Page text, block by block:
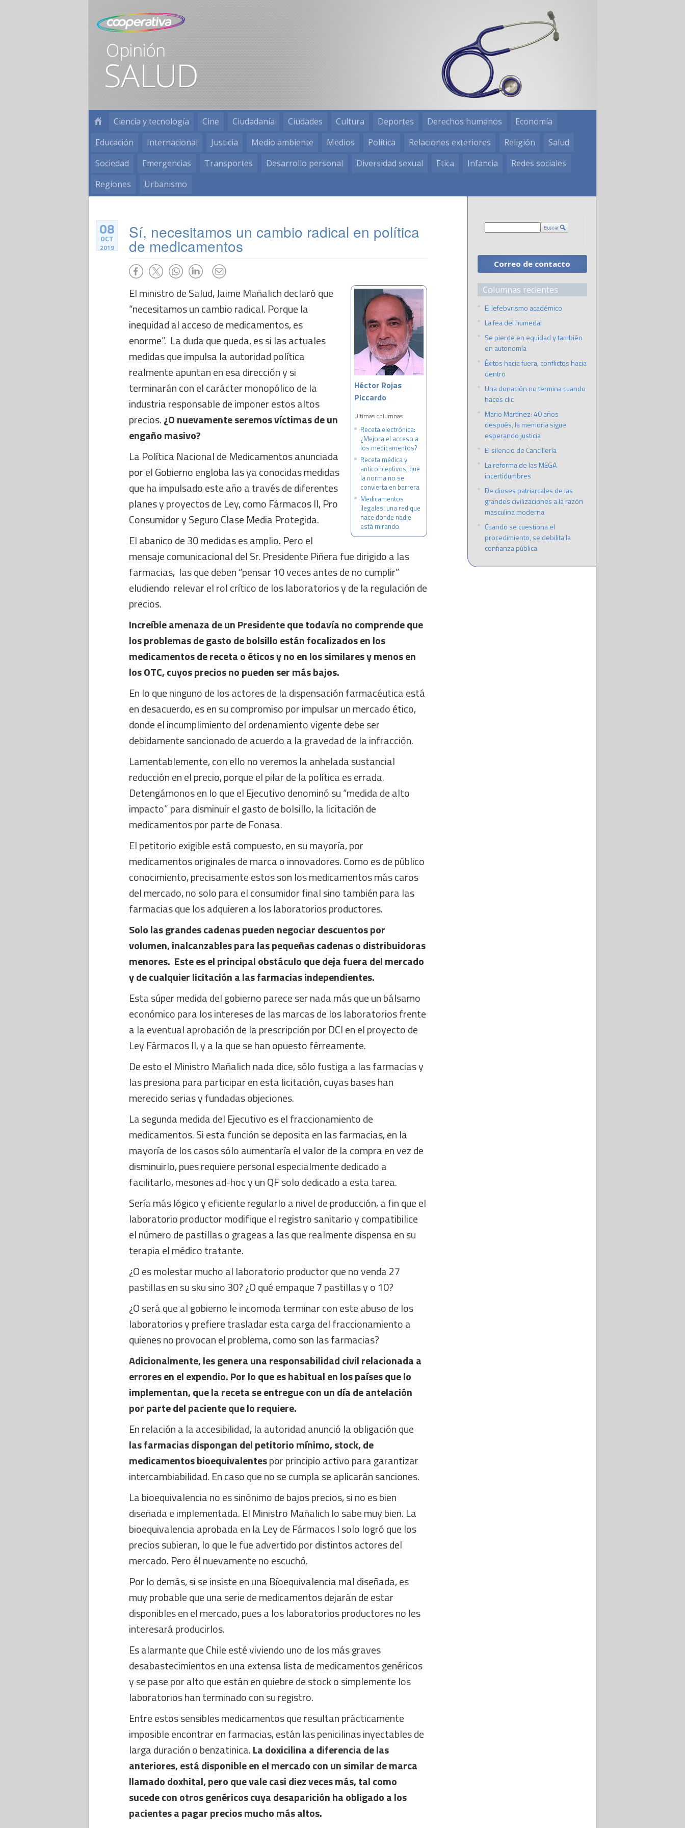
Ciencia y tecnología Cine Ciudadanía Ciudades Cultura Deportes Derechos humanos
Economía
Educación
Internacional Justicia Medio ambiente Medios Política Relaciones exteriores Religión
Salud
Sociedad
Emergencias Transportes Desarrollo personal Diversidad sexual Etica Infancia
Redes sociales
Regiones
Urbanismo
08
OCT
2019
Sí, necesitamos un cambio radical en política
de medicamentos
Héctor Rojas
Piccardo
Ultimas columnas:
Receta electrónica:
¿Mejora el acceso a
los medicamentos?
Receta médica y
anticonceptivos, que
la norma no se
convierta en barrera
Medicamentos
ilegales: una red que
nace donde nadie
está mirando
El ministro de Salud, Jaime Mañalich declaró que
“necesitamos un cambio radical. Porque la
inequidad al acceso de medicamentos, es
enorme”. La duda que queda, es si las actuales
medidas que impulsa la autoridad política
realmente apuntan en esa dirección y si
terminarán con el carácter monopólico de la
industria responsable de imponer estos altos
precios.¿O nuevamente seremos víctimas de un
engaño masivo?
La Política Nacional de Medicamentos anunciada
por el Gobierno engloba las ya conocidas medidas
que ha impulsado este año a través de diferentes
planes y proyectos de Ley, como Fármacos II, Pro
Consumidor y Seguro Clase Media Protegida.
El abanico de 30 medidas es amplio. Pero el
mensaje comunicacional del Sr. Presidente Piñera fue dirigido a las
farmacias, las que deben “pensar 10 veces antes de no cumplir”
eludiendo relevar el rol crítico de los laboratorios y de la regulación de
precios.
Increíble amenaza de un Presidente que todavía no comprende que
los problemas de gasto de bolsillo están focalizados en los
medicamentos de receta o éticos y no en los similares y menos en
los OTC, cuyos precios no pueden ser más bajos.
En lo que ninguno de los actores de la dispensación farmacéutica está
en desacuerdo, es en su compromiso por impulsar un mercado ético,
donde el incumplimiento del ordenamiento vigente debe ser
debidamente sancionado de acuerdo a la gravedad de la infracción.
Lamentablemente, con ello no veremos la anhelada sustancial
reducción en el precio, porque el pilar de la política es errada.
Detengámonos en lo que el Ejecutivo denominó su “medida de alto
impacto” para disminuir el gasto de bolsillo, la licitación de
medicamentos por parte de Fonasa.
El petitorio exigible está compuesto, en su mayoría, por
medicamentos originales de marca o innovadores. Como es de público
conocimiento, precisamente estos son los medicamentos más caros
del mercado, no solo para el consumidor final sino también para las
farmacias que los adquieren a los laboratorios productores.
Solo las grandes cadenas pueden negociar descuentos por
volumen, inalcanzables para las pequeñas cadenas o distribuidoras
menores. Este es el principal obstáculo que deja fuera del mercado
y de cualquier licitación a las farmacias independientes.
Esta súper medida del gobierno parece ser nada más que un bálsamo
económico para los intereses de las marcas de los laboratorios frente
a la eventual aprobación de la prescripción por DCI en el proyecto de
Ley Fármacos II, y a la que se han opuesto férreamente.
De esto el Ministro Mañalich nada dice, sólo fustiga a las farmacias y
las presiona para participar en esta licitación, cuyas bases han
merecido serias y fundadas objeciones.
La segunda medida del Ejecutivo es el fraccionamiento de
medicamentos. Si esta función se deposita en las farmacias, en la
mayoría de los casos sólo aumentaría el valor de la compra en vez de
disminuirlo, pues requiere personal especialmente dedicado a
facilitarlo, mesones ad-hoc y un QF solo dedicado a esta tarea.
Sería más lógico y eficiente regularlo a nivel de producción, a fin que el
laboratorio productor modifique el registro sanitario y compatibilice
el número de pastillas o grageas a las que realmente dispensa en su
terapia el médico tratante.
¿O es molestar mucho al laboratorio productor que no venda 27
pastillas en su sku sino 30? ¿O qué empaque 7 pastillas y o 10?
¿O será que al gobierno le incomoda terminar con este abuso de los
laboratorios y prefiere trasladar esta carga del fraccionamiento a
quienes no provocan el problema, como son las farmacias?
Adicionalmente, les genera una responsabilidad civil relacionada a
errores en el expendio. Por lo que es habitual en los países que lo
implementan, que la receta se entregue con un día de antelación
por parte del paciente que lo requiere.
En relación a la accesibilidad, la autoridad anunció la obligación que
las farmacias dispongan del petitorio mínimo, stock, de
medicamentos bioequivalentespor principio activo para garantizar
intercambiabilidad. En caso que no se cumpla se aplicarán sanciones.
La bioequivalencia no es sinónimo de bajos precios, si no es bien
diseñada e implementada. El Ministro Mañalich lo sabe muy bien. La
bioequivalencia aprobada en la Ley de Fármacos I solo logró que los
precios subieran, lo que le fue advertido por distintos actores del
mercado. Pero él nuevamente no escuchó.
Por lo demás, si se insiste en una Bíoequivalencia mal diseñada, es
muy probable que una serie de medicamentos dejarán de estar
disponibles en el mercado, pues a los laboratorios productores no les
interesará producirlos.
Es alarmante que Chile esté viviendo uno de los más graves
desabastecimientos en una extensa lista de medicamentos genéricos
y se pase por alto que están en quiebre de stock o simplemente los
laboratorios han terminado con su registro.
Entre estos sensibles medicamentos que resultan prácticamente
imposible encontrar en farmacias, están las penicilinas inyectables de
larga duración o benzatinica.La doxicilina a diferencia de las
anteriores, está disponible en el mercado con un similar de marca
llamado doxhital, pero que vale casi diez veces más, tal como
sucede con otros genéricos cuya desaparición ha obligado a los
pacientes a pagar precios mucho más altos.
Correo de contacto
Columnas recientes
El lefebvrismo académico
La fea del humedal
Se pierde en equidad y también
en autonomía
Éxitos hacia fuera, conflictos hacia
dentro
Una donación no termina cuando
haces clic
Mario Martínez: 40 años
después, la memoria sigue
esperando justicia
El silencio de Cancillería
La reforma de las MEGA
incertidumbres
De dioses patriarcales de las
grandes civilizaciones a la razón
masculina moderna
Cuando se cuestiona el
procedimiento, se debilita la
confianza pública